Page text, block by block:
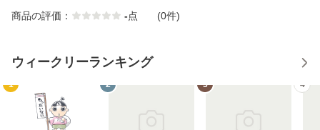
商品の評価： -点 (0件)
ウィークリーランキング
1 2 3 4